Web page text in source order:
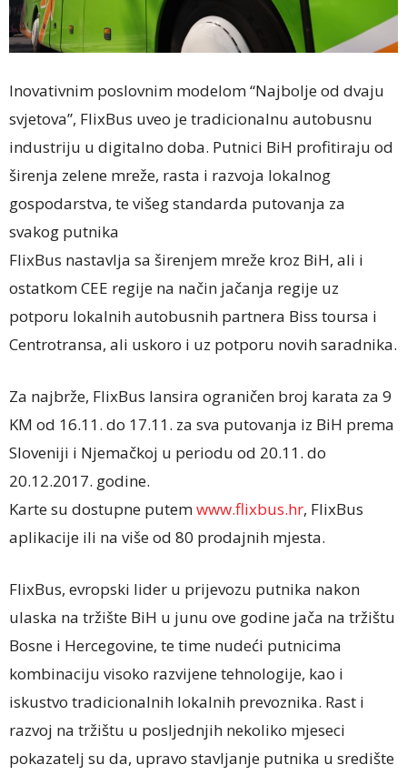
Inovativnim poslovnim modelom “Najbolje od dvaju
svjetova”, FlixBus uveo je tradicionalnu autobusnu
industriju u digitalno doba. Putnici BiH profitiraju od
širenja zelene mreže, rasta i razvoja lokalnog
gospodarstva, te višeg standarda putovanja za
svakog putnika
FlixBus nastavlja sa širenjem mreže kroz BiH, ali i
ostatkom CEE regije na način jačanja regije uz
potporu lokalnih autobusnih partnera Biss toursa i
Centrotransa, ali uskoro i uz potporu novih saradnika.
Za najbrže, FlixBus lansira ograničen broj karata za 9
KM od 16.11. do 17.11. za sva putovanja iz BiH prema
Sloveniji i Njemačkoj u periodu od 20.11. do
20.12.2017. godine.
Karte su dostupne putemwww.flixbus.hr, FlixBus
aplikacije ili na više od 80 prodajnih mjesta.
FlixBus, evropski lider u prijevozu putnika nakon
ulaska na tržište BiH u junu ove godine jača na tržištu
Bosne i Hercegovine, te time nudeći putnicima
kombinaciju visoko razvijene tehnologije, kao i
iskustvo tradicionalnih lokalnih prevoznika. Rast i
razvoj na tržištu u posljednjih nekoliko mjeseci
pokazatelj su da, upravo stavljanje putnika u središte